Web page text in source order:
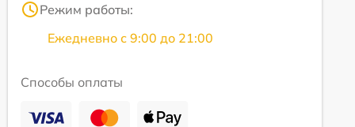
Режим работы:
Ежедневно с 9:00 до 21:00
Способы оплаты